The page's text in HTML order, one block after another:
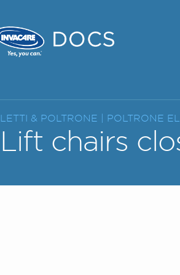
LETTI & POLTRONE | POLTRONE
Lift chairs